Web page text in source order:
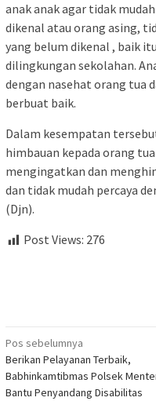
anak anak agar tidak
dikenal atau orang asing,
yang belum dikenal , baik
dilingkungan sekolahan.
dengan nasehat orang tua
berbuat baik.
Dalam kesempatan
himbauan kepada orang
mengingatkan dan
dan tidak mudah percaya
(Djn).
Post Views: 276
Navigasi
pos
Pos sebelumnya
Berikan Pelayanan Terbaik,
Babhinkamtibmas Polsek
Bantu Penyandang Disabilitas